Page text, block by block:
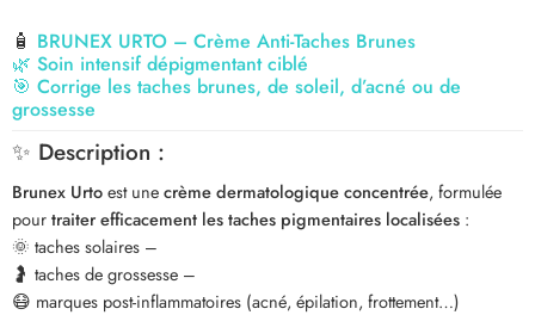
🧴 BRUNEX URTO – Crème Anti-Taches Brunes
🌿 Soin intensif dépigmentant ciblé
🎯 Corrige les taches brunes, de soleil, d’acné ou de
grossesse
✨ Description :
Brunex Urtoest unecrème dermatologique concentrée, formulée
pourtraiter efficacement les taches pigmentaires localisées :
🌞 taches solaires –
🤰 taches de grossesse –
😷 marques post-inflammatoires (acné, épilation, frottement…)